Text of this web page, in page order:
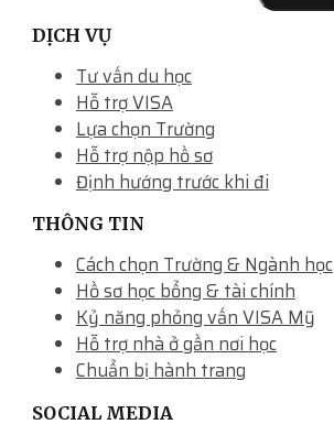
DỊCH VỤ
Tư vấn du học
Hỗ trợ VISA
Lựa chọn Trường
Hỗ trợ nộp hồ sơ
Định hướng trước khi đi
THÔNG TIN
Cách chọn Trường & Ngành học
Hồ sơ học bổng & tài chính
Kỷ năng phỏng vấn VISA Mỹ
Hỗ trợ nhà ở gần nơi học
Chuẩn bị hành trang
SOCIAL MEDIA